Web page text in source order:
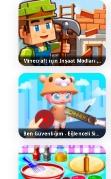
Minecraft için İnşaat Modları - Ücretsiz Online Oyna
Ben Güvenliğim - Eğlenceli Simülatör Oyunu